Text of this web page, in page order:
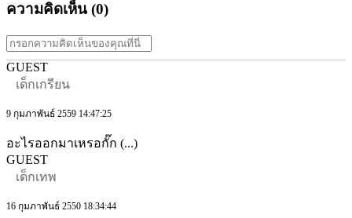
ความคิดเห็น (0)
GUEST
เด็กเกรียน
9 กุมภาพันธ์ 2559 14:47:25
อะไรออกมาเหรอกั๊ก (...)
GUEST
เด็กเทพ
16 กุมภาพันธ์ 2550 18:34:44